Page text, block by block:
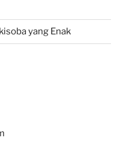
yang Enak